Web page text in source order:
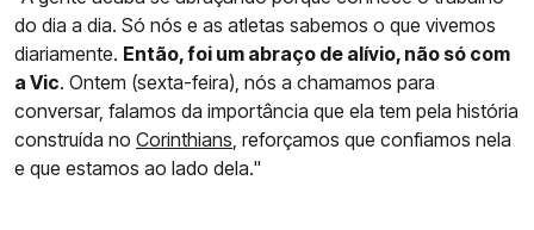
do dia a dia. Só nós e as atletas sabemos o que vivemos
diariamente. Então, foi um abraço de alívio, não só com
a Vic. Ontem (sexta-feira), nós a chamamos para
conversar, falamos da importância que ela tem pela história
construída no Corinthians , reforçamos que confiamos nela
e que estamos ao lado dela."